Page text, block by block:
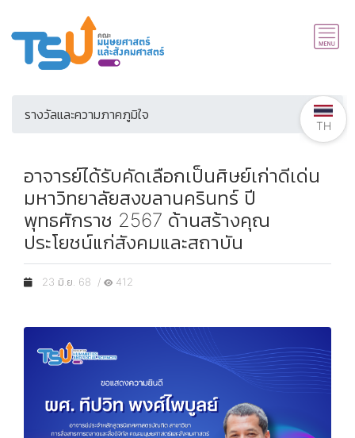
รางวัลและความภาคภูมิใจ
อาจารย์ได้รับคัดเลือกเป็นศิษย์เก่าดีเด่น
มหาวิทยาลัยสงขลานครินทร์ ปี
พุทธศักราช 2567 ด้านสร้างคุณ
ประโยชน์แก่สังคมและสถาบัน
23 มิ.ย. 68 / 412
TH